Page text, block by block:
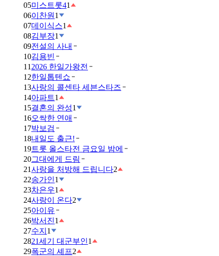
05미스트롯41
06이찬원 1
07데이식스1
08김부장1
09전설의 사내
10김용빈
11 2026 한일가왕전
12한일톱텐쇼
13사랑의 콜센타 세븐스타즈
14아파트1
15결혼의 완성1
16오싹한 연애
17박보검
18내일도 출근!
19트롯 올스타전 금요일 밤에
20그대에게 드림
21사랑을 처방해 드립니다2
22송가인1
23차은우1
24사랑이 온다2
25아이유
26박서진1
27수지 1
2821세기 대군부인1
29폭군의 셰프2